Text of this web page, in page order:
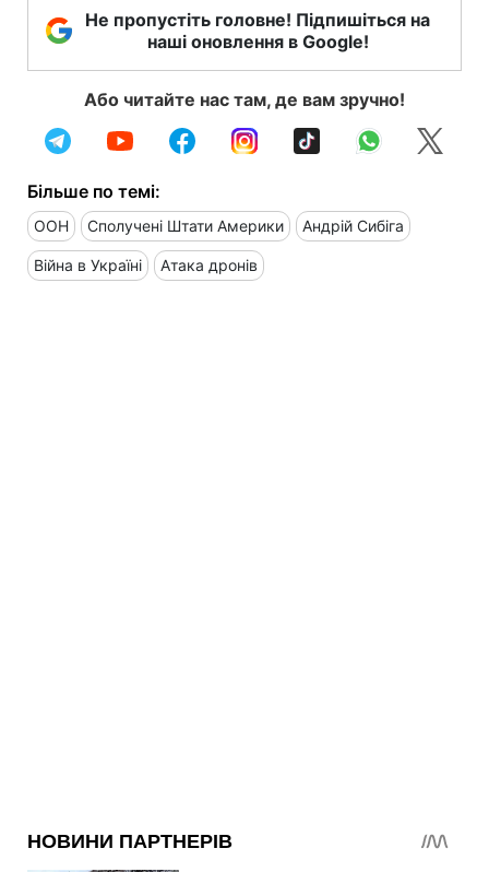
Не пропустіть головне! Підпишіться на
наші оновлення в Google!
Або читайте нас там, де вам зручно!
Більше по темі:
ООН Сполучені Штати Америки Андрій Сибіга
Війна в Україні Атака дронів